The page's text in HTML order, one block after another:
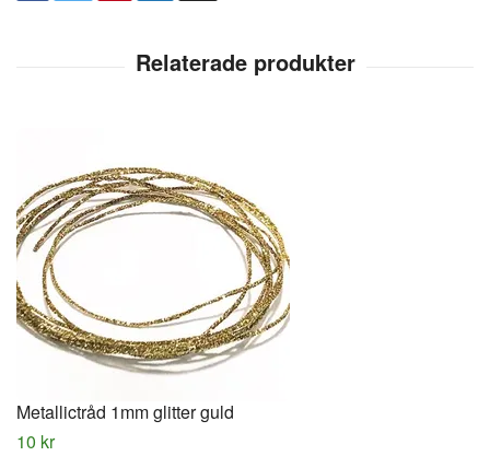
Metallictråd 1mm glitter guld
10 kr